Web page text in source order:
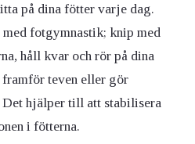
på dina fötter varje dag.
fotgymnastik; knip med
håll kvar och rör på dina
teven eller gör
Det hjälper till att stabilisera
i fötterna.